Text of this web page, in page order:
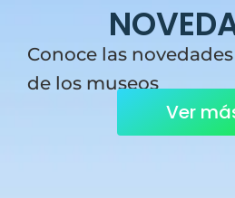
Conoce las
de los museos
Ver